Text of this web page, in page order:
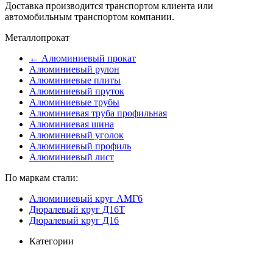
Доставка производится транспортом клиента или
автомобильным транспортом компании.
Металлопрокат
← Алюминиевый прокат
Алюминиевый рулон
Алюминиевые плиты
Алюминиевый пруток
Алюминиевые трубы
Алюминиевая труба профильная
Алюминиевая шина
Алюминиевый уголок
Алюминиевый профиль
Алюминиевый лист
По маркам стали:
Алюминиевый круг АМГ6
Дюралевый круг Д16Т
Дюралевый круг Д16
Категории